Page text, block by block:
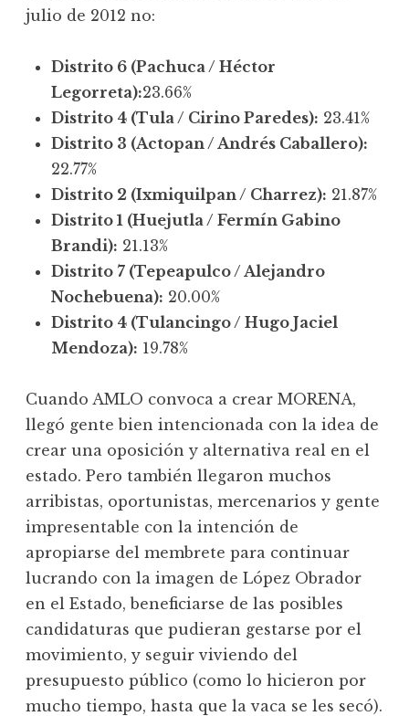
julio de 2012 no:
Distrito 6 (Pachuca / Héctor
Legorreta):23.66%
Distrito 4 (Tula / Cirino Paredes): 23.41%
Distrito 3 (Actopan / Andrés Caballero):
22.77%
Distrito 2 (Ixmiquilpan / Charrez): 21.87%
Distrito 1 (Huejutla / Fermín Gabino
Brandi): 21.13%
Distrito 7 (Tepeapulco / Alejandro
Nochebuena): 20.00%
Distrito 4 (Tulancingo / Hugo Jaciel
Mendoza): 19.78%
Cuando AMLO convoca a crear MORENA,
llegó gente bien intencionada con la idea de
crear una oposición y alternativa real en el
estado. Pero también llegaron muchos
arribistas, oportunistas, mercenarios y gente
impresentable con la intención de
apropiarse del membrete para continuar
lucrando con la imagen de López Obrador
en el Estado, beneficiarse de las posibles
candidaturas que pudieran gestarse por el
movimiento, y seguir viviendo del
presupuesto público (como lo hicieron por
mucho tiempo, hasta que la vaca se les secó).